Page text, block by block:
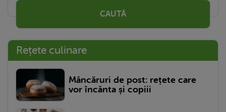
CAUTĂ
Rețete culinare
Mâncăruri de post: rețete care
vor încânta și copiii